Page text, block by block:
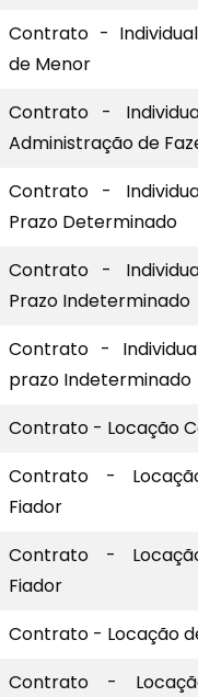
Contrato -
de Menor
Contrato -
Administração de
Contrato -
Prazo Determinado
Contrato -
Prazo Indeterminado
Contrato -
prazo Indeterminado
Contrato - Locação
Contrato -
Fiador
Contrato -
Fiador
Contrato - Locação
Contrato -